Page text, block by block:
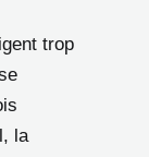
trop
la